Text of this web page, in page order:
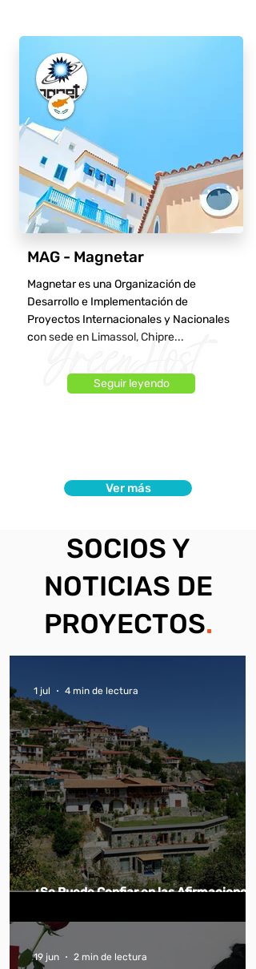
MAG - Magnetar
Magnetar es una Organización de
Desarrollo e Implementación de
Proyectos Internacionales y Nacionales
con sede en Limassol, Chipre...
Seguir leyendo
Ver más
SOCIOS Y
NOTICIAS DE
PROYECTOS.
¿Se Puede Confiar en las Afirmaciones
1 jul 4 min de lectura
19 jun 2 min de lectura